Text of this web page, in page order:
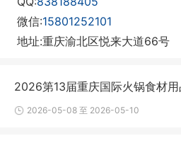
微信:15801252101
地址:重庆渝北区悦来大道66号
2026第13届重庆国际火锅食材
2026-05-08 至 2026-05-10